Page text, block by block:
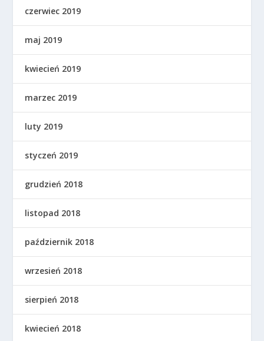
czerwiec 2019
maj 2019
kwiecień 2019
marzec 2019
luty 2019
styczeń 2019
grudzień 2018
listopad 2018
październik 2018
wrzesień 2018
sierpień 2018
kwiecień 2018